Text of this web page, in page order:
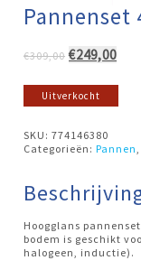
Pannenset
€309,00
was:
€309,00.
€249,00
is:
Uitverkocht
SKU:774146380
Categorieën:Pannen
Hoogglans
bodem is geschikt
halogeen, inductie).